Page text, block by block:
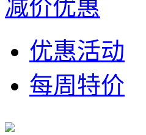
减价优惠
优惠活动
每周特价